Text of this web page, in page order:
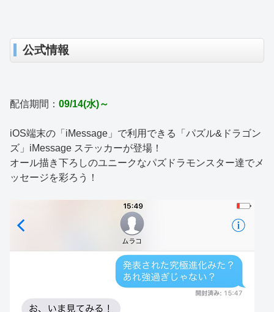
公式情報
配信期間： 09/14(水)～
iOS端末の「iMessage」で利用できる「パズル&ドラゴン
ズ」iMessage ステッカーが登場！
オール描き下ろしのユニークなパズドラモンスター達でメ
ッセージを彩ろう！